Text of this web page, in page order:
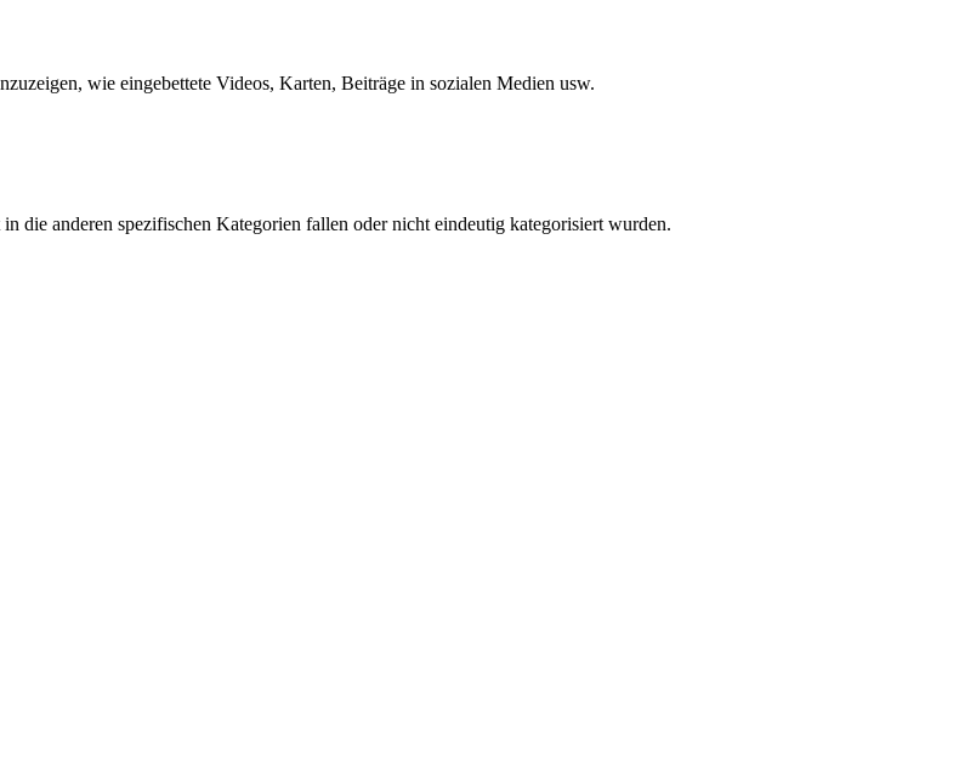
wie eingebettete Videos, Karten, Beiträge in sozialen Medien usw.
die anderen spezifischen Kategorien fallen oder nicht eindeutig kategorisiert wurden.